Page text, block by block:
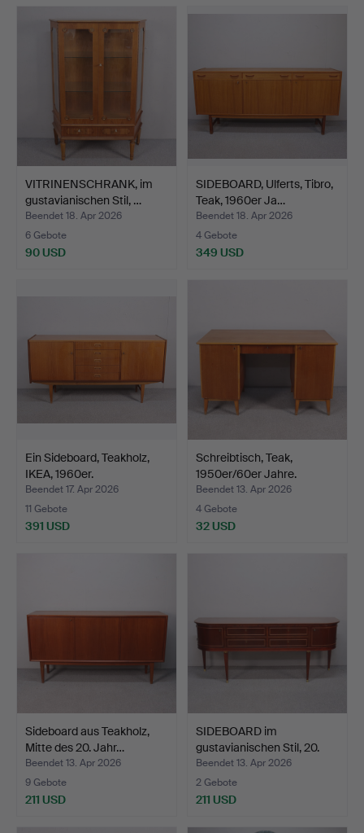
VITRINENSCHRANK, im
gustavianischen Stil, …
Beendet 18. Apr 2026
6 Gebote
90 USD
SIDEBOARD, Ulferts, Tibro,
Teak, 1960er Ja…
Beendet 18. Apr 2026
4 Gebote
349 USD
Ein Sideboard, Teakholz,
IKEA, 1960er.
Beendet 17. Apr 2026
11 Gebote
391 USD
Schreibtisch, Teak,
1950er/60er Jahre.
Beendet 13. Apr 2026
4 Gebote
32 USD
Sideboard aus Teakholz,
Mitte des 20. Jahr…
Beendet 13. Apr 2026
9 Gebote
211 USD
SIDEBOARD im
gustavianischen Stil, 20.
Jah…
Beendet 13. Apr 2026
2 Gebote
211 USD